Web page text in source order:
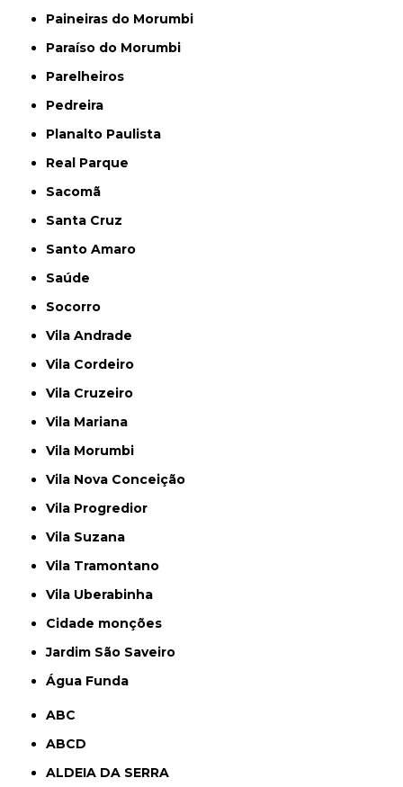
Paineiras do Morumbi
Paraíso do Morumbi
Parelheiros
Pedreira
Planalto Paulista
Real Parque
Sacomã
Santa Cruz
Santo Amaro
Saúde
Socorro
Vila Andrade
Vila Cordeiro
Vila Cruzeiro
Vila Mariana
Vila Morumbi
Vila Nova Conceição
Vila Progredior
Vila Suzana
Vila Tramontano
Vila Uberabinha
cidade monções
jardim São Saveiro
Água Funda
ABC
ABCD
ALDEIA DA SERRA